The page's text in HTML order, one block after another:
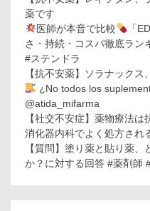
薬です
医師が本音で比較
「
さ・持続・コスパ徹底ラン
#ステンドラ
【抗不安薬】ソラナック
¿No todos los
@atida_mifarma
【社交不安症】薬物療法
消化器内科でよく処方され
【質問】塗り薬と貼り薬
か？に対する回答 #薬剤師